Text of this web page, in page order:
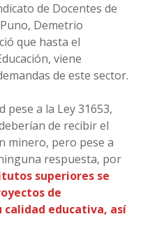
de Docentes de
Demetrio
que hasta el
viene
de este sector.
pese a la Ley 31653,
de recibir el
minero, pero pese a
respuesta, por
superiores se
de
educativa, así